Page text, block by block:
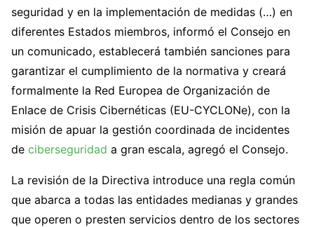
seguridad y en la implementación de medidas (…) en
diferentes Estados miembros, informó el Consejo en
un comunicado, establecerá también sanciones para
garantizar el cumplimiento de la normativa y creará
formalmente la Red Europea de Organización de
Enlace de Crisis Cibernéticas (EU-CYCLONe), con la
misión de apuar la gestión coordinada de incidentes
de ciberseguridad a gran escala, agregó el Consejo.
La revisión de la Directiva introduce una regla común
que abarca a todas las entidades medianas y grandes
que operen o presten servicios dentro de los sectores